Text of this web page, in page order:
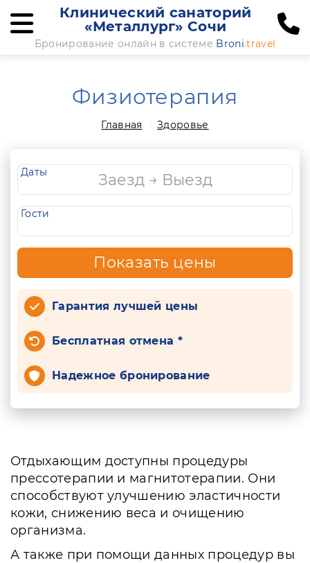
Клинический санаторий
«Металлург» Сочи
Бронирование онлайн в системе Broni.travel
Физиотерапия
Главная Здоровье
Даты
Гости
Показать цены
Гарантия лучшей цены
Бесплатная отмена *
Надежное бронирование
Отдыхающим доступны процедуры
прессотерапии и магнитотерапии. Они
способствуют улучшению эластичности
кожи, снижению веса и очищению
организма.
А также при помощи данных процедур вы